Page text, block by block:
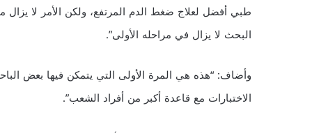
طبي أفضل لعلاج ضغط الدم المرتفع، ولكن الأمر لا يزال
البحث لا يزال في مراحله الأولى”.
وأضاف: “هذه هي المرة الأولى التي يتمكن فيها بعض
الاختبارات مع قاعدة أكبر من أفراد الشعب”.